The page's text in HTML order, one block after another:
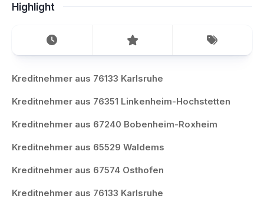
Highlight
Kreditnehmer aus 76133 Karlsruhe
Kreditnehmer aus 76351 Linkenheim-Hochstetten
Kreditnehmer aus 67240 Bobenheim-Roxheim
Kreditnehmer aus 65529 Waldems
Kreditnehmer aus 67574 Osthofen
Kreditnehmer aus 76133 Karlsruhe